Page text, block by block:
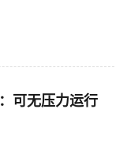
可无压力运行